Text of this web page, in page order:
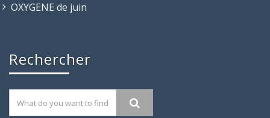
OXYGENE de juin
Rechercher